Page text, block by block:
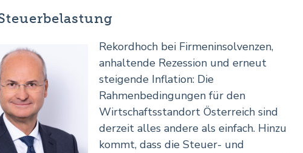
Rekordhoch bei Firmeninsolvenzen,
anhaltende Rezession und erneut
steigende Inflation: Die
Rahmenbedingungen für den
Wirtschaftsstandort Österreich sind
derzeit alles andere als einfach. Hinzu
kommt, dass die Steuer- und